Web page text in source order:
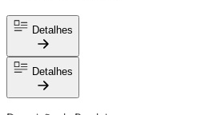
Detalhes
Detalhes